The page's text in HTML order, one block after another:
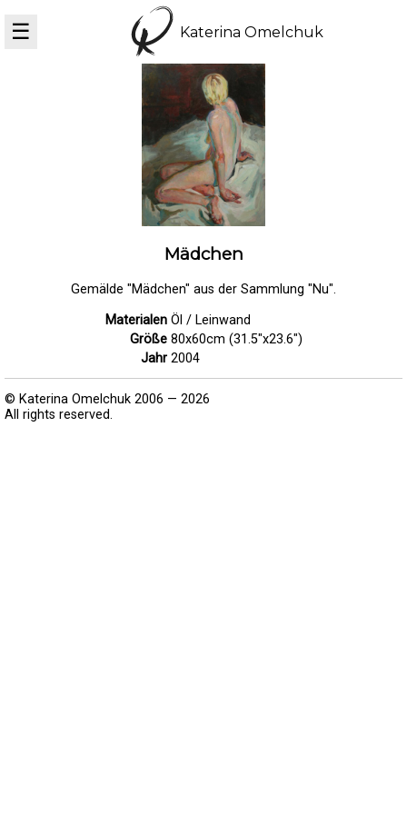
☰ Katerina Omelchuk
Mädchen
Gemälde "Mädchen" aus der Sammlung "Nu".
Materialen Öl / Leinwand
Größe 80x60cm (31.5"x23.6")
Jahr 2004
© Katerina Omelchuk 2006 — 2026
All rights reserved.